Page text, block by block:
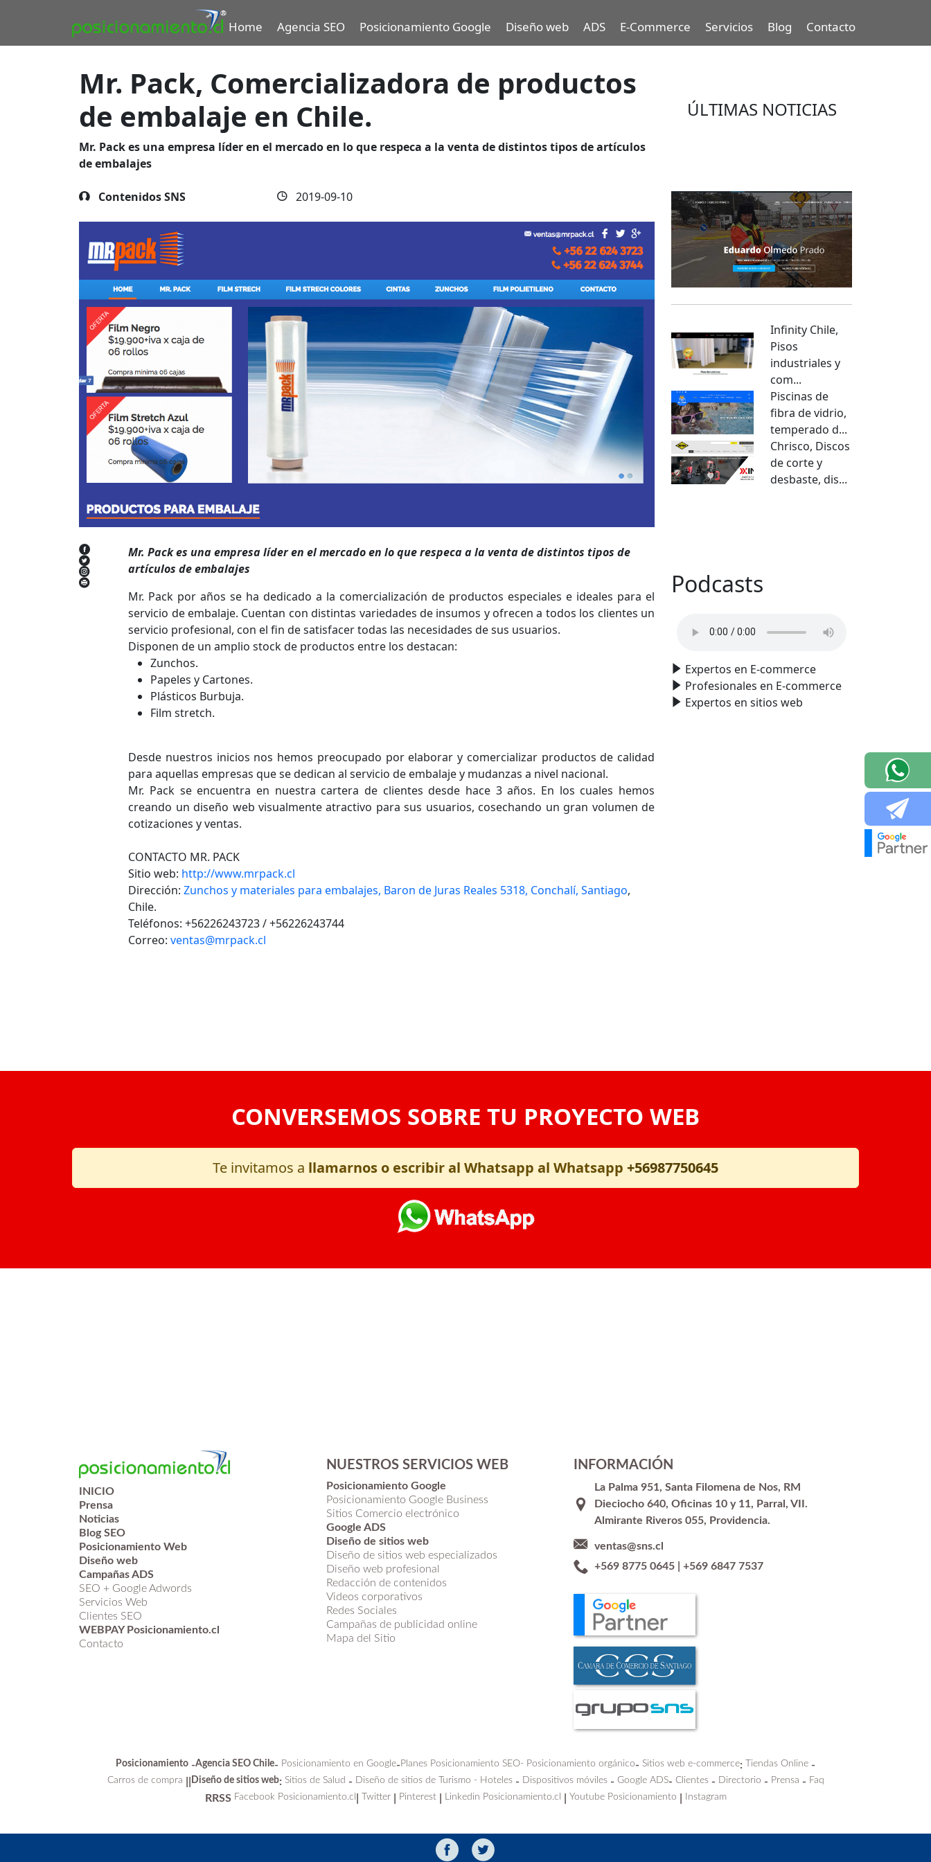
Home Agencia SEO Posicionamiento Google Diseño web ADS E-Commerce Servicios Blog Contacto
Mr. Pack, Comercializadora de productos
de embalaje en Chile.
Mr. Pack es una empresa líder en el mercado en lo que respeca a la venta de distintos tipos de artículos
de embalajes
Contenidos SNS 2019-09-10
Mr. Pack es una empresa líder en el mercado en lo que respeca a la venta de distintos tipos de
artículos de embalajes
Mr. Pack por años se ha dedicado a la comercialización de productos especiales e ideales para el
servicio de embalaje. Cuentan con distintas variedades de insumos y ofrecen a todos los clientes un
servicio profesional, con el fin de satisfacer todas las necesidades de sus usuarios.
Disponen de un amplio stock de productos entre los destacan:
Zunchos.
Papeles y Cartones.
Plásticos Burbuja.
Film stretch.
Desde nuestros inicios nos hemos preocupado por elaborar y comercializar productos de calidad
para aquellas empresas que se dedican al servicio de embalaje y mudanzas a nivel nacional.
Mr. Pack se encuentra en nuestra cartera de clientes desde hace 3 años. En los cuales hemos
creando un diseño web visualmente atractivo para sus usuarios, cosechando un gran volumen de
cotizaciones y ventas.
CONTACTO MR. PACK
Sitio web: http://www.mrpack.cl
Dirección:Zunchos y materiales para embalajes, Baron de Juras Reales 5318, Conchalí, Santiago,
Chile.
Teléfonos: +56226243723 / +56226243744
Correo:ventas@mrpack.cl
ÚLTIMAS NOTICIAS
Infinity Chile,
Pisos
industriales y
com...
Piscinas de
fibra de vidrio,
temperado d...
Chrisco, Discos
de corte y
desbaste, dis...
Podcasts
Expertos en E-commerce
Profesionales en E-commerce
Expertos en sitios web
CONVERSEMOS SOBRE TU PROYECTO WEB
Te invitamos a llamarnos o escribir al Whatsapp al Whatsapp +56987750645
INICIO
Prensa
Noticias
Blog SEO
Posicionamiento Web
Diseño web
Campañas ADS
SEO + Google Adwords
Servicios Web
Clientes SEO
WEBPAY Posicionamiento.cl
Contacto
NUESTROS SERVICIOS WEB
Posicionamiento Google
Posicionamiento Google Business
Sitios Comercio electrónico
Google ADS
Diseño de sitios web
Diseño de sitios web especializados
Diseño web profesional
Redacción de contenidos
Videos corporativos
Redes Sociales
Campañas de publicidad online
Mapa del Sitio
INFORMACIÓN
La Palma 951, Santa Filomena de Nos, RM
Dieciocho 640, Oficinas 10 y 11, Parral, VII.
Almirante Riveros 055, Providencia.
ventas@sns.cl
+569 8775 0645 |+569 6847 7537
Posicionamiento -Agencia SEO Chile- Posicionamiento en Google- Planes Posicionamiento SEO- Posicionamiento orgánico- Sitios web e-commerce: Tiendas Online -
Carros de compra Diseño de sitios web: Sitios de Salud - Diseño de sitios de Turismo - Hoteles- Dispositivos móviles- Google ADS- Clientes- Directorio - Prensa - Faq
RRSS Facebook Posicionamiento.cl Twitter| Pinterest| Linkedin Posicionamiento.cl Youtube Posicionamiento Instagram